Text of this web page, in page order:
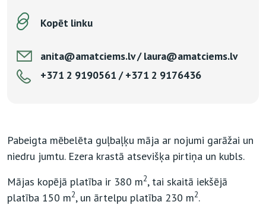
Kopēt linku
anita@amatciems.lv / laura@amatciems.lv
+371 2 9190561 / +371 2 9176436
Pabeigta mēbelēta guļbaļķu māja ar nojumi garāžai un
niedru jumtu. Ezera krastā atsevišķa pirtiņa un kubls.
Mājas kopējā platība ir 380 m2, tai skaitā iekšējā
platība 150 m2, un ārtelpu platība 230 m2.